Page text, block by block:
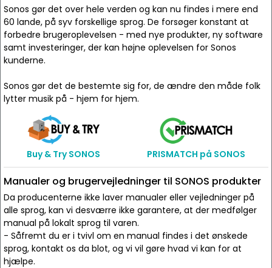
Sonos gør det over hele verden og kan nu findes i mere end
60 lande, på syv forskellige sprog. De forsøger konstant at
forbedre brugeroplevelsen - med nye produkter, ny software
samt investeringer, der kan højne oplevelsen for Sonos
kunderne.
Sonos gør det de bestemte sig for, de ændre den måde folk
lytter musik på - hjem for hjem.
Buy & Try SONOS PRISMATCH på SONOS
Manualer og brugervejledninger til SONOS produkter
Da producenterne ikke laver manualer eller vejledninger på
alle sprog, kan vi desværre ikke garantere, at der medfølger
manual på lokalt sprog til varen.
- Såfremt du er i tvivl om en manual findes i det ønskede
sprog, kontakt os da blot, og vi vil gøre hvad vi kan for at
hjælpe.